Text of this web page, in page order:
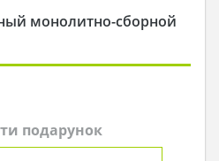
монолитно-сборной
подарунок